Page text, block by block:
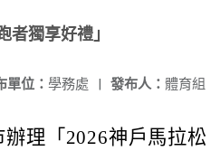
者獨享好禮」
發布人： 體育組
單位： 學務處 |
辦理「2026神戶馬拉松